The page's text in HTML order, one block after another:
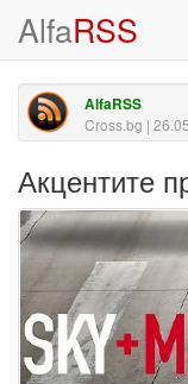
AlfaRSS
AlfaRSS
Cross.bg |
Акцентите